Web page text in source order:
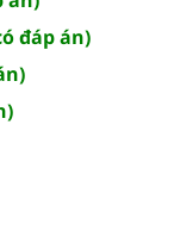
đáp án)